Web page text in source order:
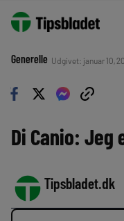
Generelle Udgivet: januar 10,
Di Canio: Jeg
Tipsbladet.dk